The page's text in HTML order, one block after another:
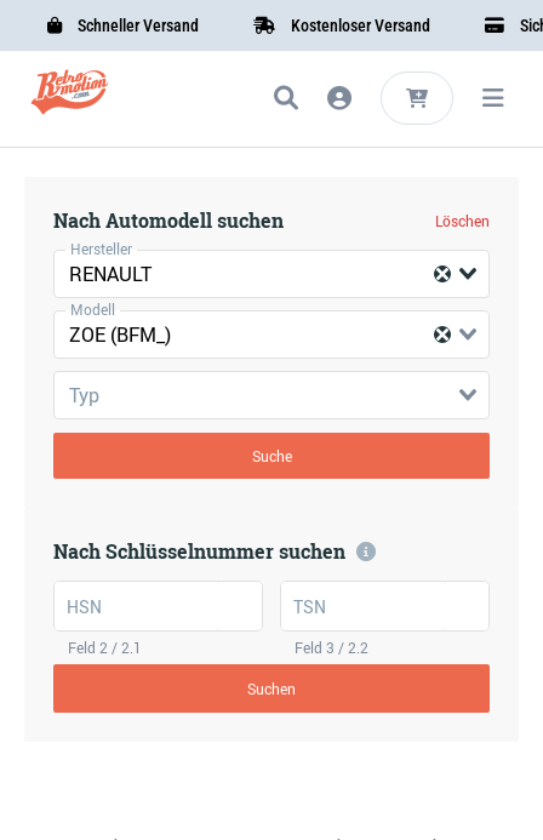
Schneller Versand Kostenloser Versand
Nach Automodell suchen
Löschen
Hersteller
RENAULT
Modell
ZOE (BFM_)
Typ
Suche
Nach Schlüsselnummer suchen
HSN
Feld 2 / 2.1
TSN
Feld 3 / 2.2
Suchen